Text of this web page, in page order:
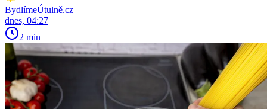
BydlímeÚtulně.cz
dnes, 04:27
2 min